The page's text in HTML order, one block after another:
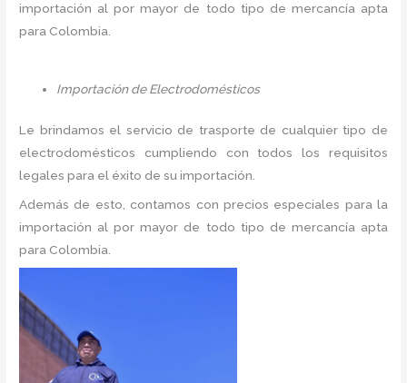
importación al por mayor de todo tipo de mercancía apta
para Colombia.
Importación de Electrodomésticos
Le brindamos el servicio de trasporte de cualquier tipo de
electrodomésticos cumpliendo con todos los requisitos
legales para el éxito de su importación.
Además de esto, contamos con precios especiales para la
importación al por mayor de todo tipo de mercancía apta
para Colombia.